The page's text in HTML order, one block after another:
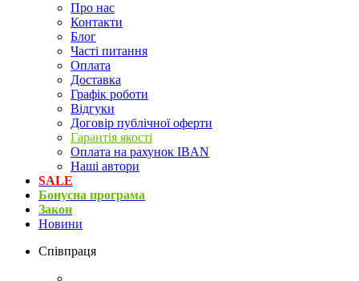
Про нас
Контакти
Блог
Часті питання
Оплата
Доставка
Графік роботи
Відгуки
Договір публічної оферти
Гарантія якості
Оплата на рахунок IBAN
Наші автори
SALE
Бонусна програма
Закон
Новини
Співпраця